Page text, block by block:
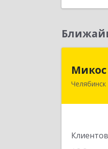
Микос
Челябинск
454126,